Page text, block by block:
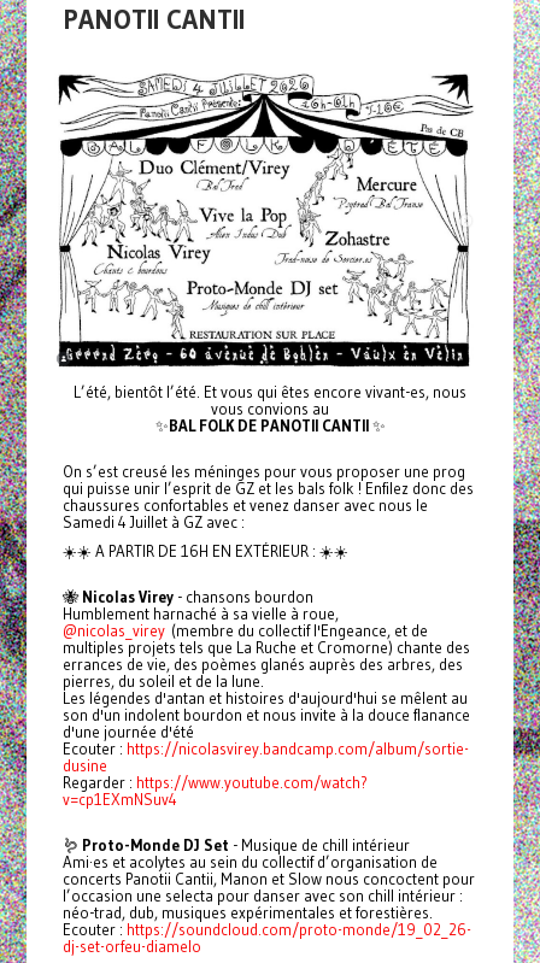
PANOTII CANTII
L’été, bientôt l’été. Et vous qui êtes encore vivant-es, nous
vous convions au
✨BAL FOLK DE PANOTII CANTII✨
On s’est creusé les méninges pour vous proposer une prog
qui puisse unir l’esprit de GZ et les bals folk ! Enfilez donc des
chaussures confortables et venez danser avec nous le
Samedi 4 Juillet à GZ avec :
☀️☀️ A PARTIR DE 16H EN EXTÉRIEUR : ☀️☀️
🐝Nicolas Virey- chansons bourdon
Humblement harnaché à sa vielle à roue,
@nicolas_virey(membre du collectif l'Engeance, et de
multiples projets tels que La Ruche et Cromorne) chante des
errances de vie, des poèmes glanés auprès des arbres, des
pierres, du soleil et de la lune.
Les légendes d'antan et histoires d'aujourd'hui se mêlent au
son d'un indolent bourdon et nous invite à la douce flanance
d'une journée d'été
Ecouter : https://nicolasvirey.bandcamp.com/album/sortie-
dusine
Regarder : https://www.youtube.com/watch?
v=cp1EXmNSuv4
🪱 Proto-Monde DJ Set - Musique de chill intérieur
Ami·es et acolytes au sein du collectif d’organisation de
concerts Panotii Cantii, Manon et Slow nous concoctent pour
l’occasion une selecta pour danser avec son chill intérieur :
néo-trad, dub, musiques expérimentales et forestières.
Ecouter : https://soundcloud.com/proto-monde/19_02_26-
dj-set-orfeu-diamelo